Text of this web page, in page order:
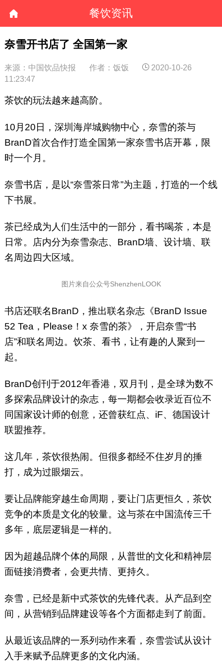
餐饮资讯
奈雪开书店了 全国第一家
来源：中国饮品快报 作者：饭饭
2020-10-26
11:23:47
茶饮的玩法越来越高阶。
10月20日，深圳海岸城购物中心，奈雪的茶与
BranD首次合作打造全国第一家奈雪书店开幕，限
时一个月。
奈雪书店，是以“奈雪茶日常”为主题，打造的一个线
下书展。
茶已经成为人们生活中的一部分，看书喝茶，本是
日常。店内分为奈雪杂志、BranD墙、设计墙、联
名周边四大区域。
图片来自公众号ShenzhenLOOK
书店还联名BranD，推出联名杂志《BranD Issue
52 Tea，Please！x 奈雪的茶》，开启奈雪“书
店”和联名周边。饮茶、看书，让有趣的人聚到一
起。
BranD创刊于2012年香港，双月刊，是全球为数不
多探索品牌设计的杂志，每一期都会收录近百位不
同国家设计师的创意，还曾获红点、iF、德国设计
联盟推荐。
这几年，茶饮很热闹。但很多都经不住岁月的捶
打，成为过眼烟云。
要让品牌能穿越生命周期，要让门店更恒久，茶饮
竞争的本质是文化的较量。这与茶在中国流传三千
多年，底层逻辑是一样的。
因为超越品牌个体的局限，从普世的文化和精神层
面链接消费者，会更共情、更持久。
奈雪，已经是新中式茶饮的先锋代表。从产品到空
间，从营销到品牌建设等各个方面都走到了前面。
从最近该品牌的一系列动作来看，奈雪尝试从设计
入手来赋予品牌更多的文化内涵。